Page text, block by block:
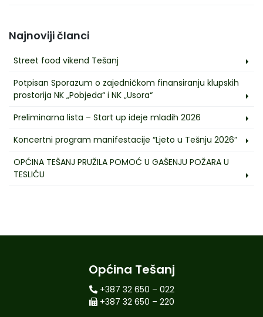
Najnoviji članci
Street food vikend Tešanj
Potpisan Sporazum o zajedničkom finansiranju klupskih
prostorija NK „Pobjeda“ i NK „Usora“
Preliminarna lista – Start up ideje mladih 2026
Koncertni program manifestacije “Ljeto u Tešnju 2026”
OPĆINA TEŠANJ PRUŽILA POMOĆ U GAŠENJU POŽARA U
TESLIĆU
Općina Tešanj
+387 32 650 – 022
+387 32 650 – 220